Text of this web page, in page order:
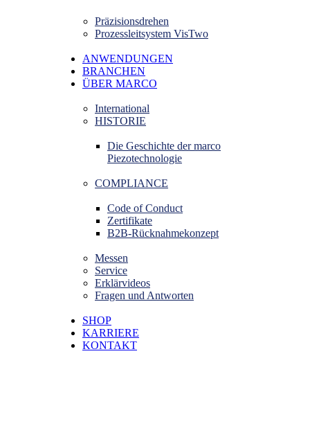
Präzisionsdrehen
Prozessleitsystem VisTwo
ANWENDUNGEN
BRANCHEN
ÜBER MARCO
International
HISTORIE
Die Geschichte der marco
Piezotechnologie
COMPLIANCE
Code of Conduct
Zertifikate
B2B-Rücknahmekonzept
Messen
Service
Erklärvideos
Fragen und Antworten
SHOP
KARRIERE
KONTAKT